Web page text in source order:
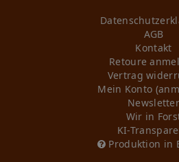
AGB
Kontakt
Retoure
Vertrag
Mein Konto
Newsletter
Wir in
KI-
Produktion in